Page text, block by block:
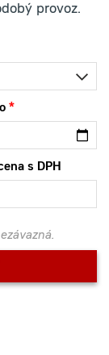
provoz.
s DPH